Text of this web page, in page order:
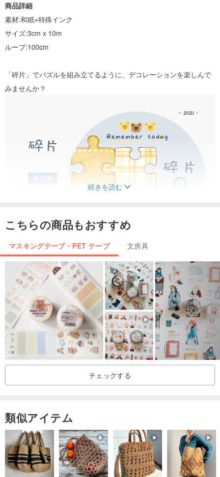
商品詳細
素材:和紙+特殊インク
サイズ:3cm x 10m
ループ:100cm
「碎片」でパズルを組み立てるように、デコレーションを楽しんで
みませんか？
続きを読む
こちらの商品もおすすめ
マスキングテープ・PET テープ 文房具
チェックする
類似アイテム